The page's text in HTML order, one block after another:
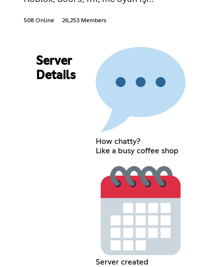
508 Online 26,253 Members
Server
Details
How chatty?
Like a busy coffee shop
Server created